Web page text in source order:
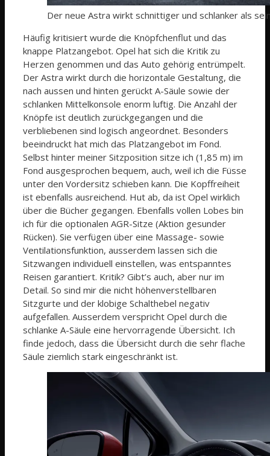
Der neue Astra wirkt schnittiger und schlanker als
Häufig kritisiert wurde die Knöpfchenflut und das
knappe Platzangebot. Opel hat sich die Kritik zu
Herzen genommen und das Auto gehörig entrümpelt.
Der Astra wirkt durch die horizontale Gestaltung, die
nach aussen und hinten gerückt A-Säule sowie der
schlanken Mittelkonsole enorm luftig. Die Anzahl der
Knöpfe ist deutlich zurückgegangen und die
verbliebenen sind logisch angeordnet. Besonders
beeindruckt hat mich das Platzangebot im Fond.
Selbst hinter meiner Sitzposition sitze ich (1,85 m) im
Fond ausgesprochen bequem, auch, weil ich die Füsse
unter den Vordersitz schieben kann. Die Kopffreiheit
ist ebenfalls ausreichend. Hut ab, da ist Opel wirklich
über die Bücher gegangen. Ebenfalls vollen Lobes bin
ich für die optionalen AGR-Sitze (Aktion gesunder
Rücken). Sie verfügen über eine Massage- sowie
Ventilationsfunktion, ausserdem lassen sich die
Sitzwangen individuell einstellen, was entspanntes
Reisen garantiert. Kritik? Gibt’s auch, aber nur im
Detail. So sind mir die nicht höhenverstellbaren
Sitzgurte und der klobige Schalthebel negativ
aufgefallen. Ausserdem verspricht Opel durch die
schlanke A-Säule eine hervorragende Übersicht. Ich
finde jedoch, dass die Übersicht durch die sehr flache
Säule ziemlich stark eingeschränkt ist.